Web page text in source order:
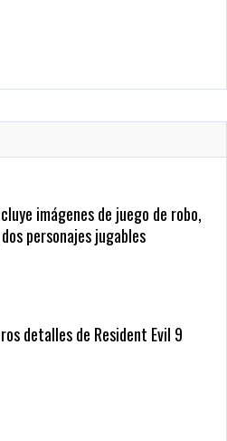
digitales su racha de
imágenes de juego de robo,
personajes jugables
detalles de Resident Evil 9